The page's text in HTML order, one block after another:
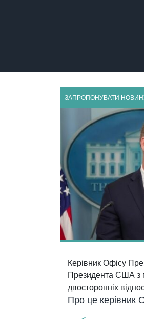
ЗАПРОПОНУВАТИ
Керівник Офісу
Президента США з
двосторонніх
Про це керівник